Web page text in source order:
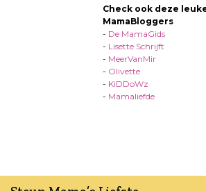
Check ook deze
MamaBloggers
- De MamaGids
- Lisette Schrijft
- MeerVanMir
- Olivette
- KiDDoWz
- Mamaliefde